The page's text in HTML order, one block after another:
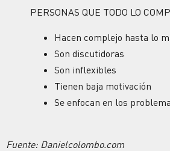
PERSONAS QUE TODO LO
Hacen complejo hasta lo
Son discutidoras
Son inflexibles
Tienen baja motivación
Se enfocan en los
Fuente: Danielcolombo.com